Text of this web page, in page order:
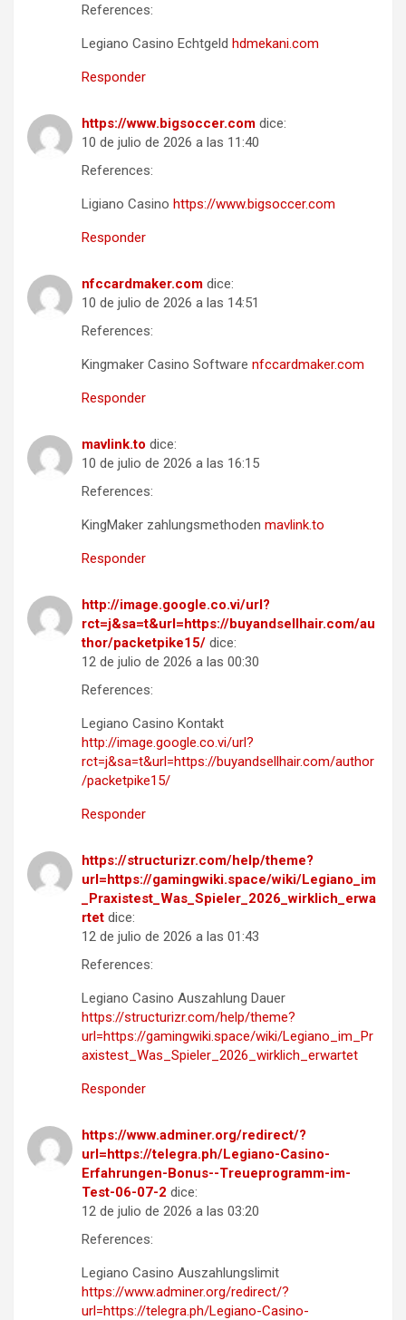
References:
Legiano Casino Echtgeld hdmekani.com
Responder
https://www.bigsoccer.com dice:
10 de julio de 2026 a las 11:40
References:
Ligiano Casino https://www.bigsoccer.com
Responder
nfccardmaker.com dice:
10 de julio de 2026 a las 14:51
References:
Kingmaker Casino Software nfccardmaker.com
Responder
mavlink.to dice:
10 de julio de 2026 a las 16:15
References:
KingMaker zahlungsmethoden mavlink.to
Responder
http://image.google.co.vi/url?
rct=j&sa=t&url=https://buyandsellhair.com/au
thor/packetpike15/ dice:
12 de julio de 2026 a las 00:30
References:
Legiano Casino Kontakt
http://image.google.co.vi/url?
rct=j&sa=t&url=https://buyandsellhair.com/author
/packetpike15/
Responder
https://structurizr.com/help/theme?
url=https://gamingwiki.space/wiki/Legiano_im
_Praxistest_Was_Spieler_2026_wirklich_erwa
rtet dice:
12 de julio de 2026 a las 01:43
References:
Legiano Casino Auszahlung Dauer
https://structurizr.com/help/theme?
url=https://gamingwiki.space/wiki/Legiano_im_Pr
axistest_Was_Spieler_2026_wirklich_erwartet
Responder
https://www.adminer.org/redirect/?
url=https://telegra.ph/Legiano-Casino-
Erfahrungen-Bonus--Treueprogramm-im-
Test-06-07-2 dice:
12 de julio de 2026 a las 03:20
References:
Legiano Casino Auszahlungslimit
https://www.adminer.org/redirect/?
url=https://telegra.ph/Legiano-Casino-